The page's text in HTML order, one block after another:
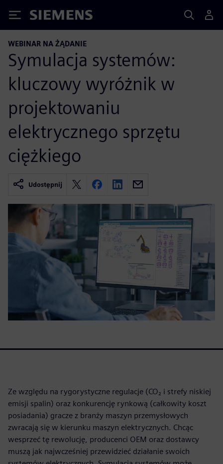
Siemens
WEBINAR NA ŻĄDANIE
Symulacja systemów:
kluczowy wyróżnik w
projektowaniu
elektrycznego sprzętu
ciężkiego
Udostępnij
Ze względu na rygorystyczne regulacje (CO₂ i strefy niskiej
emisji spalin) oraz konkurencję rynkową (całkowity koszt
posiadania) gracze z branży maszyn przemysłowych
zwracają się w kierunku maszyn elektrycznych. Chcąc
wesprzeć tę rewolucję, producenci OEM oraz dostawcy
muszą jak najwcześniej przewidzieć działanie swoich